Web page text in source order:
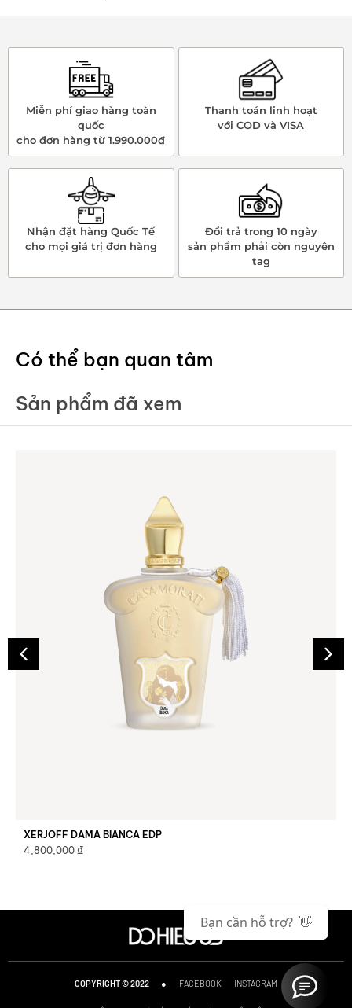
Miễn phí giao hàng toàn
quốc
cho đơn hàng từ 1.990.000₫
Thanh toán linh hoạt
với COD và VISA
Nhận đặt hàng Quốc Tế
cho mọi giá trị đơn hàng
Đổi trả trong 10 ngày
sản phẩm phải còn nguyên
tag
Có thể bạn quan tâm
Sản phẩm đã xem
XERJOFF DAMA BIANCA EDP
4,800,000 ₫
COPYRIGHT © 2022 ● FACEBOOK INSTAGRAM
Bạn cần hỗ trợ? 👋